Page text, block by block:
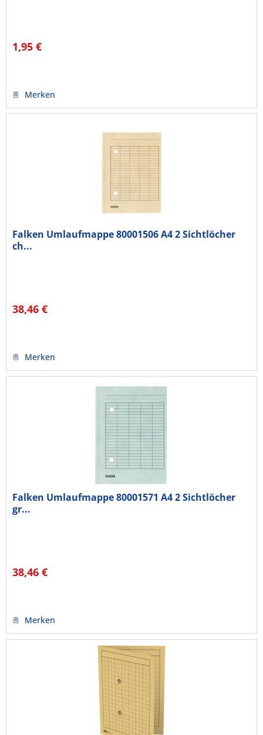
1,95 €
Merken
Falken Umlaufmappe 80001506 A4 2 Sichtlöcher
ch...
38,46 €
Merken
Falken Umlaufmappe 80001571 A4 2 Sichtlöcher
gr...
38,46 €
Merken